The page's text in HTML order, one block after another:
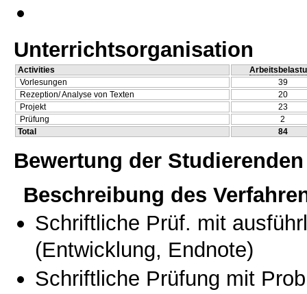
Unterrichtsorganisation
Activities
Vorlesungen
39
Rezeption/ Analyse von Texten
20
Projekt
23
Prüfung
2
Total
84
Bewertung der Studierenden
Beschreibung des
Schriftliche Prüf. mit
(Entwicklung, Endnote)
Schriftliche Prüfung mit